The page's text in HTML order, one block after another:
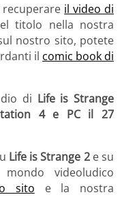
il video di
titolo nella nostra
nostro sito, potete
il comic book di
di Life is Strange
4 e PC il 27
Life is Strange 2e su
videoludico
sito e la nostra